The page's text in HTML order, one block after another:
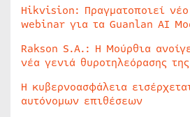
Hikvision: Πραγματοποιεί
webinar για τα Guanlan AI
Rakson S.A.: Η Μούρθια
νέα γενιά θυροτηλεόρασης
Η κυβερνοασφάλεια
αυτόνομων επιθέσεων